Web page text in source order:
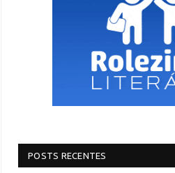
POSTS RECENTES